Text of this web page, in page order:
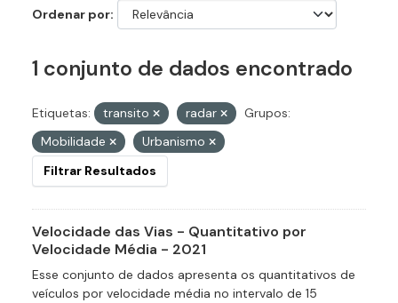
Ordenar por
1 conjunto de dados encontrado
Etiquetas: transito radar
Grupos:
Mobilidade
Urbanismo
Filtrar Resultados
Velocidade das Vias - Quantitativo por
Velocidade Média - 2021
Esse conjunto de dados apresenta os quantitativos de
veículos por velocidade média no intervalo de 15